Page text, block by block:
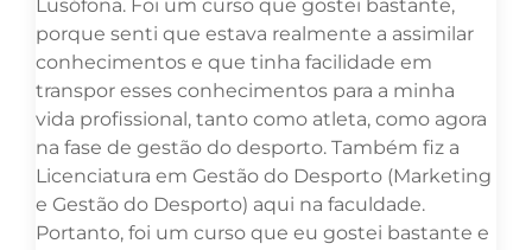
Lusófona. Foi um curso que gostei bastante,
porque senti que estava realmente a assimilar
conhecimentos e que tinha facilidade em
transpor esses conhecimentos para a minha
vida profissional, tanto como atleta, como agora
na fase de gestão do desporto. Também fiz a
Licenciatura em Gestão do Desporto (Marketing
e Gestão do Desporto) aqui na faculdade.
Portanto, foi um curso que eu gostei bastante e